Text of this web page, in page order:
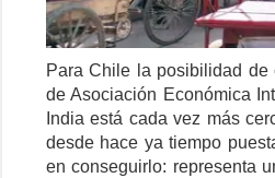
Para Chile la posibilidad de
de Asociación Económica
India está cada vez más
desde hace ya tiempo
en conseguirlo: representa